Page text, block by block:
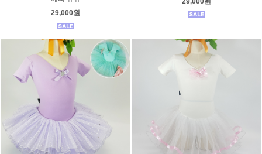
29,000원